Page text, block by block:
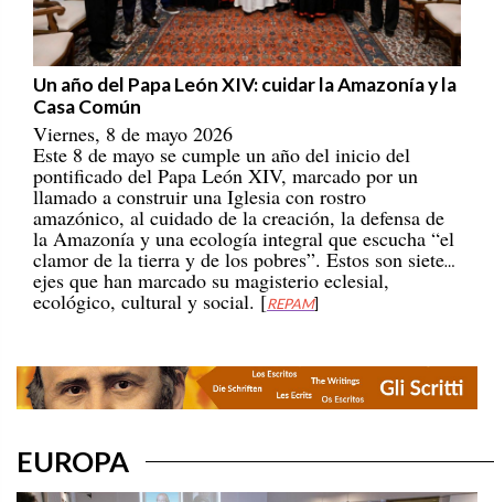
Un año del Papa León XIV: cuidar la Amazonía y la
Casa Común
Viernes, 8 de mayo 2026
Este 8 de mayo se cumple un año del inicio del
pontificado del Papa León XIV, marcado por un
llamado a construir una Iglesia con rostro
amazónico, al cuidado de la creación, la defensa de
la Amazonía y una ecología integral que escucha “el
clamor de la tierra y de los pobres”. Estos son siete
ejes que han marcado su magisterio eclesial,
ecológico, cultural y social. [REPAM]
EUROPA